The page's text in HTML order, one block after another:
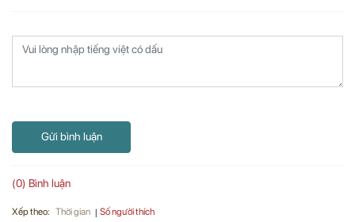
Gửi bình luận
(0) Bình luận
Xếp theo: Thời gian Số người thích